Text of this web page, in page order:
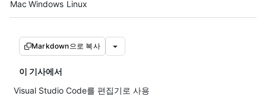
Mac Windows Linux
Markdown으로 복사
이 기사에서
Visual Studio Code를 편집기로 사용